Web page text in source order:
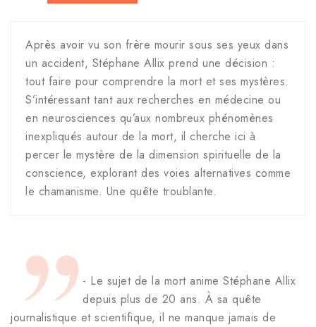
Après avoir vu son frère mourir sous ses yeux dans
un accident, Stéphane Allix prend une décision :
tout faire pour comprendre la mort et ses mystères.
S’intéressant tant aux recherches en médecine ou
en neurosciences qu’aux nombreux phénomènes
inexpliqués autour de la mort, il cherche ici à
percer le mystère de la dimension spirituelle de la
conscience, explorant des voies alternatives comme
le chamanisme. Une quête troublante.
- Le sujet de la mort anime Stéphane Allix
depuis plus de 20 ans. À sa quête
journalistique et scientifique, il ne manque jamais de